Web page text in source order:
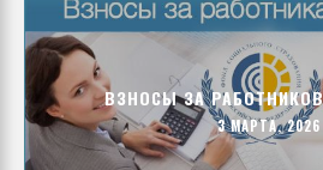
ВЗНОСЫ ЗА
3 МАРТА, 2026